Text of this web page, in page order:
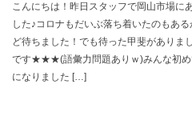
こんにちは！昨日スタッフで岡山市場に
した♪コロナもだいぶ落ち着いたのもあ
ど待ちました！でも待った甲斐がありま
です★★★(語彙力問題ありｗ)みんな初め
になりました […]